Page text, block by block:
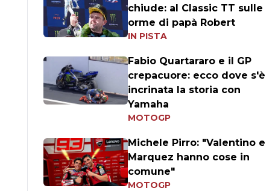
chiude: al Classic TT sulle
orme di papà Robert
IN PISTA
Fabio Quartararo e il GP
crepacuore: ecco dove s'è
incrinata la storia con
Yamaha
MOTOGP
Michele Pirro: "Valentino e
Marquez hanno cose in
comune"
MOTOGP